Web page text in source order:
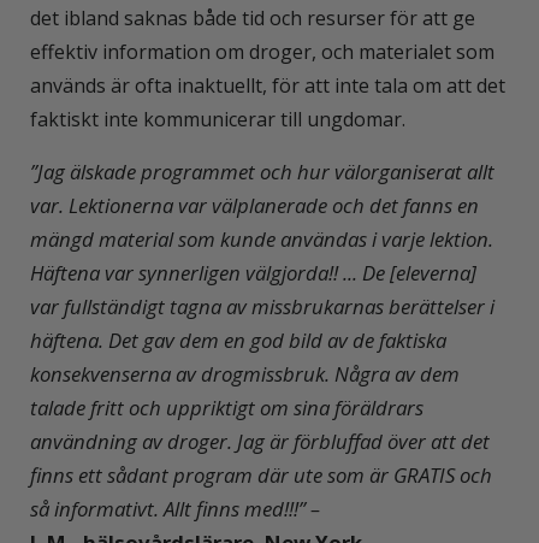
det ibland saknas både tid och resurser för att ge
effektiv information om droger, och materialet som
används är ofta inaktuellt, för att inte tala om att det
faktiskt inte kommunicerar till ungdomar.
”Jag älskade programmet och hur välorganiserat allt
var. Lektionerna var välplanerade och det fanns en
mängd material som kunde användas i varje lektion.
Häftena var synnerligen välgjorda!! ... De [eleverna]
var fullständigt tagna av missbrukarnas berättelser i
häftena. Det gav dem en god bild av de faktiska
konsekvenserna av drogmissbruk. Några av dem
talade fritt och uppriktigt om sina föräldrars
användning av droger. Jag är förbluffad över att det
finns ett sådant program där ute som är GRATIS och
så informativt. Allt finns med!!!” –